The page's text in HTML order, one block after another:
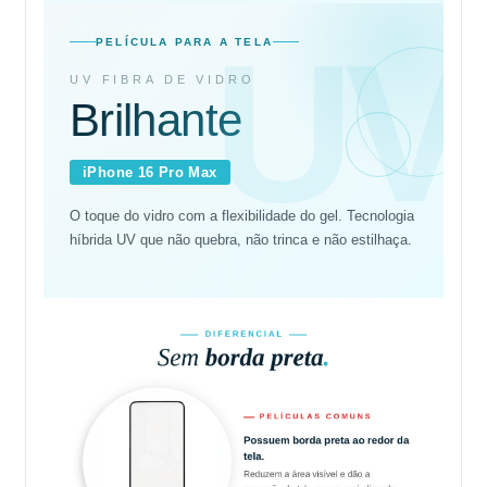
UV
PELÍCULA PARA A TELA
UV FIBRA DE VIDRO
Brilhante
iPhone 16 Pro Max
O toque do vidro com a flexibilidade do gel. Tecnologia
híbrida UV que não quebra, não trinca e não estilhaça.